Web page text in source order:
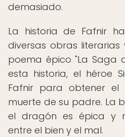
demasiado.
La historia de Fafnir
diversas obras
poema épico "La Saga
esta historia, el héroe
Fafnir para obtener
muerte de su padre. La
el dragón es épica y
entre el bien y el mal.